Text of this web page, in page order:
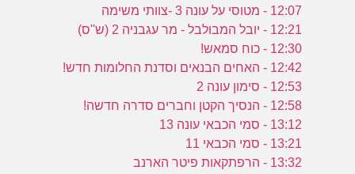
12:07 - מטוסי על עונה 3 -צוותי משימה
12:21 - יובל המבולבל - מר עגבניה 2 (ש''ס)
12:30 - כוח סמאש!
12:42 - האחים הבנאים וסדנת החלומות חדש!
12:53 - סימון עונה 2
12:58 - הנסיך הקטן וחברים סדרה חדשה!
13:12 - סמי הכבאי עונה 13
13:21 - סמי הכבאי 11
13:32 - הרפתקאות פיטר הארנב